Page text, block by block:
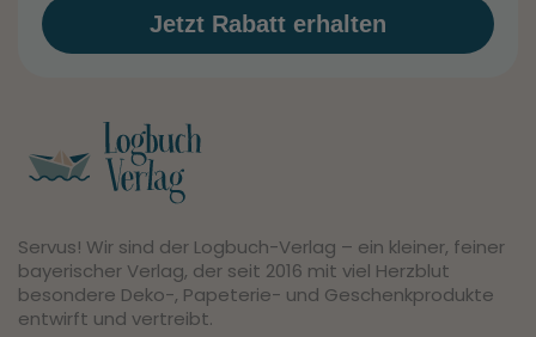
Jetzt Rabatt erhalten
Servus! Wir sind der Logbuch-Verlag – ein kleiner, feiner
bayerischer Verlag, der seit 2016 mit viel Herzblut
besondere Deko-, Papeterie- und Geschenkprodukte
entwirft und vertreibt.